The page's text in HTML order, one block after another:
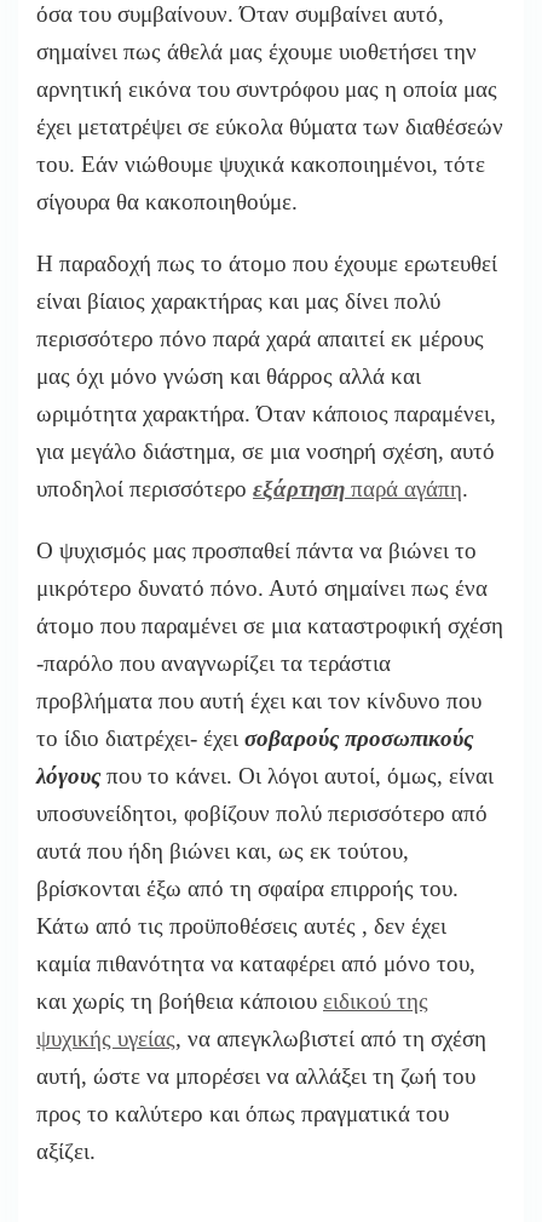
όσα του συμβαίνουν. Όταν συμβαίνει αυτό,
σημαίνει πως άθελά μας έχουμε υιοθετήσει την
αρνητική εικόνα του συντρόφου μας η οποία μας
έχει μετατρέψει σε εύκολα θύματα των διαθέσεών
του. Εάν νιώθουμε ψυχικά κακοποιημένοι, τότε
σίγουρα θα κακοποιηθούμε.
Η παραδοχή πως το άτομο που έχουμε ερωτευθεί
είναι βίαιος χαρακτήρας και μας δίνει πολύ
περισσότερο πόνο παρά χαρά απαιτεί εκ μέρους
μας όχι μόνο γνώση και θάρρος αλλά και
ωριμότητα χαρακτήρα. Όταν κάποιος παραμένει,
για μεγάλο διάστημα, σε μια νοσηρή σχέση, αυτό
υποδηλοί περισσότερο εξάρτηση παρά αγάπη.
Ο ψυχισμός μας προσπαθεί πάντα να βιώνει το
μικρότερο δυνατό πόνο. Αυτό σημαίνει πως ένα
άτομο που παραμένει σε μια καταστροφική σχέση
-παρόλο που αναγνωρίζει τα τεράστια
προβλήματα που αυτή έχει και τον κίνδυνο που
το ίδιο διατρέχει- έχει σοβαρούς προσωπικούς
λόγουςπου το κάνει. Οι λόγοι αυτοί, όμως, είναι
υποσυνείδητοι, φοβίζουν πολύ περισσότερο από
αυτά που ήδη βιώνει και, ως εκ τούτου,
βρίσκονται έξω από τη σφαίρα επιρροής του.
Κάτω από τις προϋποθέσεις αυτές , δεν έχει
καμία πιθανότητα να καταφέρει από μόνο του,
και χωρίς τη βοήθεια κάποιου ειδικού της
ψυχικής υγείας, να απεγκλωβιστεί από τη σχέση
αυτή, ώστε να μπορέσει να αλλάξει τη ζωή του
προς το καλύτερο και όπως πραγματικά του
αξίζει.